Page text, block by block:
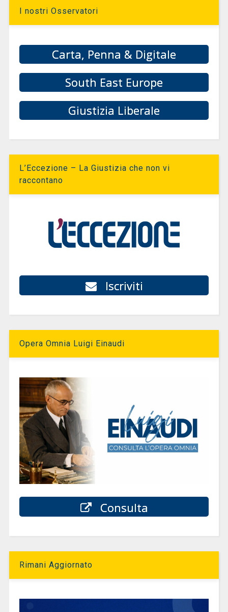
I nostri Osservatori
Carta, Penna & Digitale
South East Europe
Giustizia Liberale
L’Eccezione – La Giustizia che non vi
raccontano
Iscriviti
Opera Omnia Luigi Einaudi
Consulta
Rimani Aggiornato